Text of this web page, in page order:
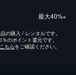
最⼤40%※
の購入 / レンタルです。
のポイント還元です。
こちらをご確認ください。